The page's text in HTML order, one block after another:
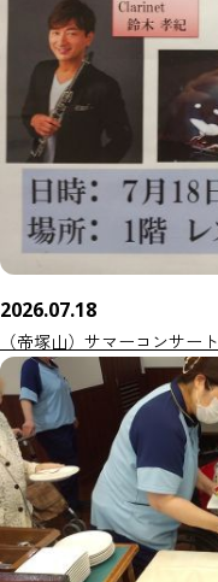
2026.07.18
（帝塚山）サマーコンサート